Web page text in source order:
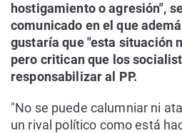
hostigamiento o agresión",
comunicado en el que
gustaría que "esta situación
pero critican que los
responsabilizar al PP.
"No se puede calumniar ni
un rival político como está